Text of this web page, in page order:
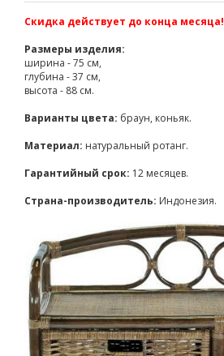
Скидка действует до конца месяца!
Размеры изделия:
ширина - 75 см,
глубина - 37 см,
высота - 88 см.
Варианты цвета: браун, коньяк.
Материал: натуральный ротанг.
Гарантийный срок: 12 месяцев.
Страна-производитель: Индонезия.